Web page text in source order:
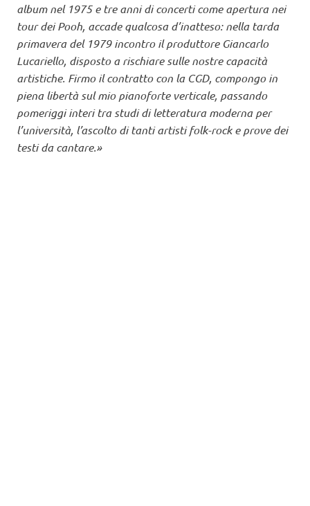
album nel 1975 e tre anni di concerti come apertura nei
tour dei Pooh, accade qualcosa d’inatteso: nella tarda
primavera del 1979 incontro il produttore Giancarlo
Lucariello, disposto a rischiare sulle nostre capacità
artistiche. Firmo il contratto con la CGD, compongo in
piena libertà sul mio pianoforte verticale, passando
pomeriggi interi tra studi di letteratura moderna per
l’università, l’ascolto di tanti artisti folk-rock e prove dei
testi da cantare.»